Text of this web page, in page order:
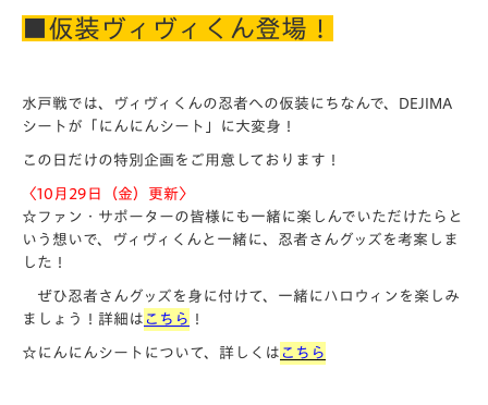
■仮装ヴィヴィくん登場！
水戸戦では、ヴィヴィくんの忍者への仮装にちなんで、DEJIMA
シートが「にんにんシート」に大変身！
この日だけの特別企画をご用意しております！
〈10月29日（金）更新〉
☆ファン・サポーターの皆様にも一緒に楽しんでいただけたらと
いう想いで、ヴィヴィくんと一緒に、忍者さんグッズを考案しま
した！
ぜひ忍者さんグッズを身に付けて、一緒にハロウィンを楽しみ
ましょう！詳細は こちら ！
☆にんにんシートについて、詳しくは こちら